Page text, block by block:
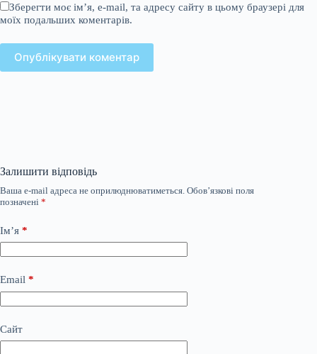
Зберегти моє ім’я, e-mail, та адресу сайту в цьому браузері для
моїх подальших коментарів.
Опублікувати коментар
Залишити відповідь
Ваша e-mail адреса не оприлюднюватиметься. Обов’язкові поля
позначені *
Ім’я *
Email *
Сайт